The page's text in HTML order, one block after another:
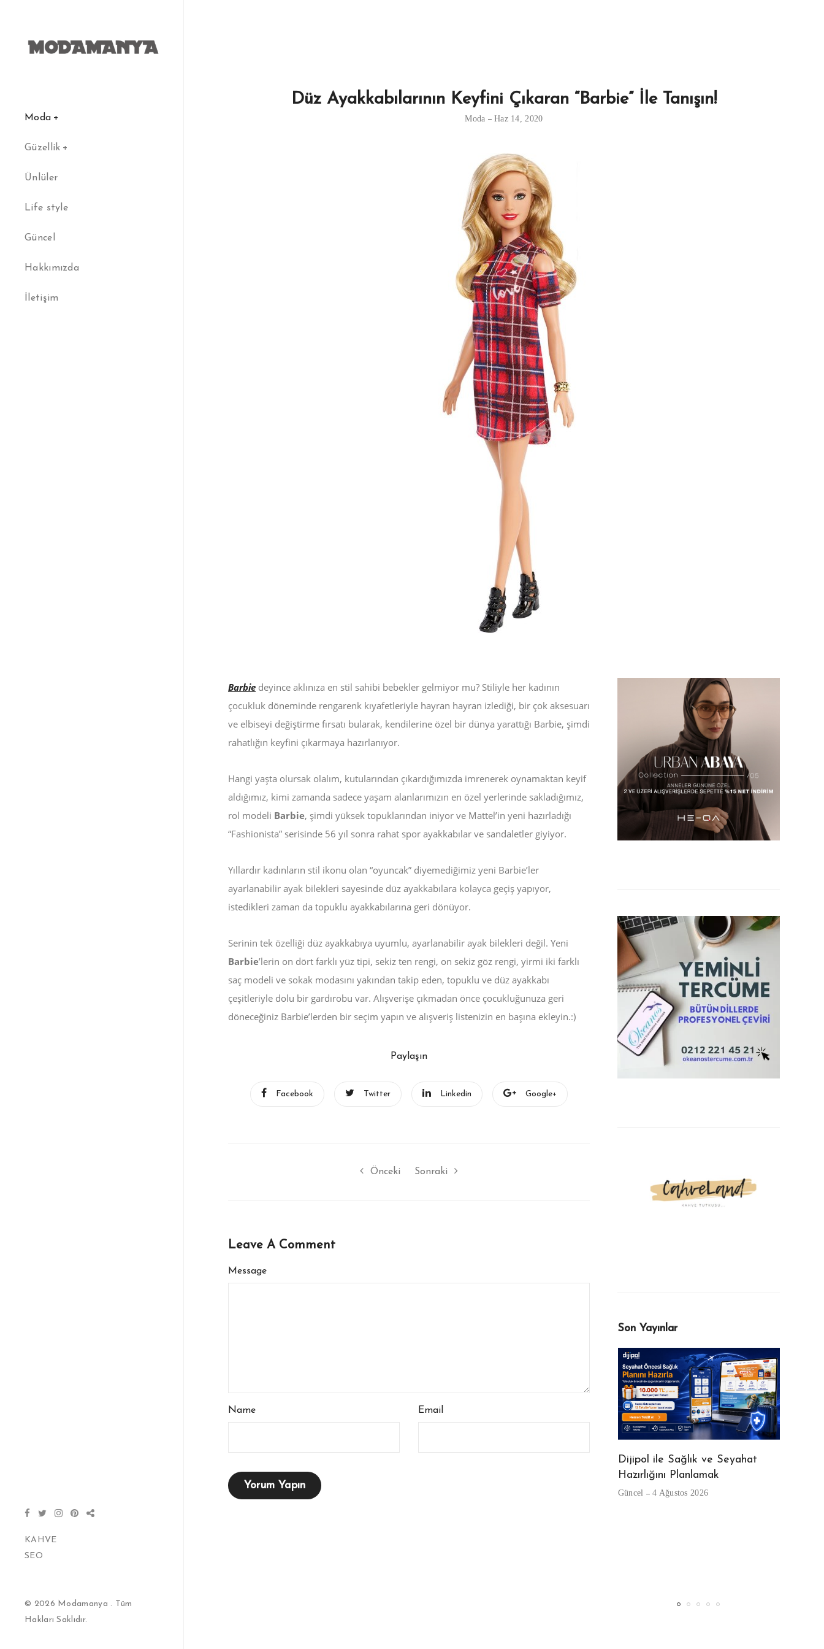
Moda
Güzellik
Ünlüler
Life style
Güncel
Hakkımızda
İletişim
KAHVE
SEO
© 2026 Modamanya . Tüm
Hakları Saklıdır.
Düz Ayakkabılarının Keyfini Çıkaran “Barbie” İle Tanışın!
Moda Haz 14, 2020
Barbie deyince aklınıza en stil sahibi bebekler gelmiyor mu? Stiliyle her kadının
çocukluk döneminde rengarenk kıyafetleriyle hayran hayran izlediği, bir çok aksesuarı
ve elbiseyi değiştirme fırsatı bularak, kendilerine özel bir dünya yarattığı Barbie, şimdi
rahatlığın keyfini çıkarmaya hazırlanıyor.
Hangi yaşta olursak olalım, kutularından çıkardığımızda imrenerek oynamaktan keyif
aldığımız, kimi zamanda sadece yaşam alanlarımızın en özel yerlerinde sakladığımız,
rol modeli Barbie, şimdi yüksek topuklarından iniyor ve Mattel’in yeni hazırladığı
“Fashionista” serisinde 56 yıl sonra rahat spor ayakkabılar ve sandaletler giyiyor.
Yıllardır kadınların stil ikonu olan “oyuncak” diyemediğimiz yeni Barbie’ler
ayarlanabilir ayak bilekleri sayesinde düz ayakkabılara kolayca geçiş yapıyor,
istedikleri zaman da topuklu ayakkabılarına geri dönüyor.
Serinin tek özelliği düz ayakkabıya uyumlu, ayarlanabilir ayak bilekleri değil. Yeni
Barbie’lerin on dört farklı yüz tipi, sekiz ten rengi, on sekiz göz rengi, yirmi iki farklı
saç modeli ve sokak modasını yakından takip eden, topuklu ve düz ayakkabı
çeşitleriyle dolu bir gardırobu var. Alışverişe çıkmadan önce çocukluğunuza geri
döneceğiniz Barbie’lerden bir seçim yapın ve alışveriş listenizin en başına ekleyin.:)
Paylaşın
Facebook Twitter Linkedin Google+
Önceki Sonraki
Leave A Comment
Message
Name Email
Son Yayınlar
Dijipol ile Sağlık ve Seyahat
Hazırlığını Planlamak
Güncel 4 Ağustos 2026